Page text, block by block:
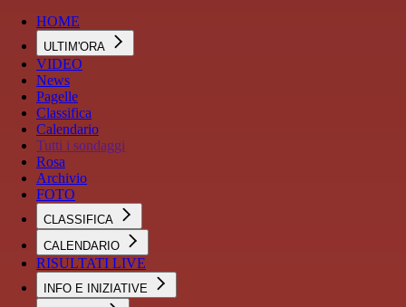
HOME
ULTIM'ORA
VIDEO
News
Pagelle
Classifica
Calendario
Tutti i sondaggi
Rosa
Archivio
FOTO
CLASSIFICA
CALENDARIO
RISULTATI LIVE
INFO E INIZIATIVE